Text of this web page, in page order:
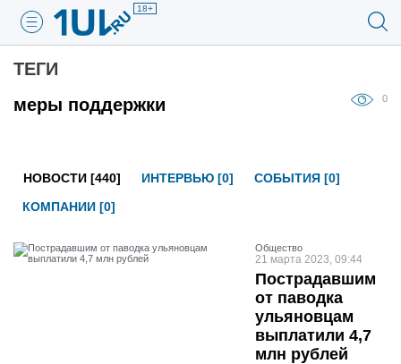
18+
ТЕГИ
меры поддержки
0
НОВОСТИ [440] ИНТЕРВЬЮ [0]
СОБЫТИЯ [0]
КОМПАНИИ [0]
Общество
21 марта 2023, 09:44
Пострадавшим
от паводка
ульяновцам
выплатили 4,7
млн рублей